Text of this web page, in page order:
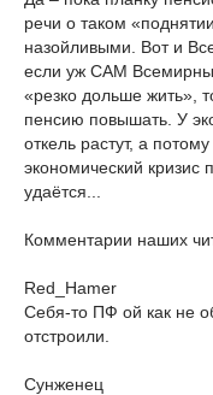
речи о таком
назойливыми. Вот и
если уж САМ
«резко дольше жить»,
пенсию повышать. У
откель растут, а
экономический кризис
удаётся...
Комментарии наших
Red_Hamer
Себя-то ПФ ой как не
отстроили.
Сунженец